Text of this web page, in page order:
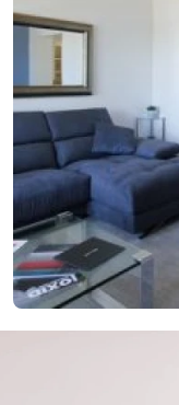
29. januára 2018
Nový nápad pre
elegantné
Nový nápad pre lepšie
interiéru